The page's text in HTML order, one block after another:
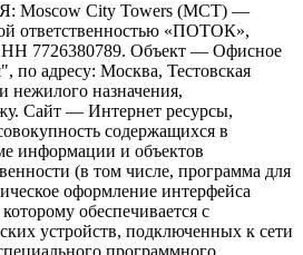
City Towers (МСТ) —
ответственностью «ПОТОК»,
7726380789. Объект — Офисное
по адресу: Москва, Тестовская
нежилого назначения,
Сайт — Интернет ресурсы,
содержащихся в
информации и объектов
(в том числе, программа для
оформление интерфейса
обеспечивается с
устройств, подключенных к сети